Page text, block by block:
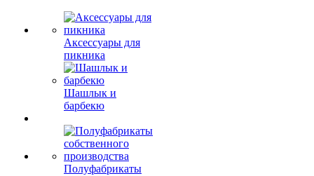
Аксессуары для
пикника
Шашлык и
барбекю
Полуфабрикаты